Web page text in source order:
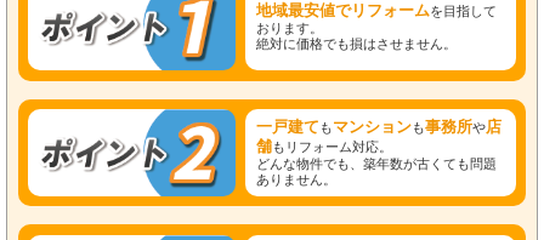
地域最安値でリフォームを目指して
おります。
絶対に価格でも損はさせません。
一戸建て もマンションも事務所や店
舗もリフォーム対応。
どんな物件でも、築年数が古くても問題
ありません。